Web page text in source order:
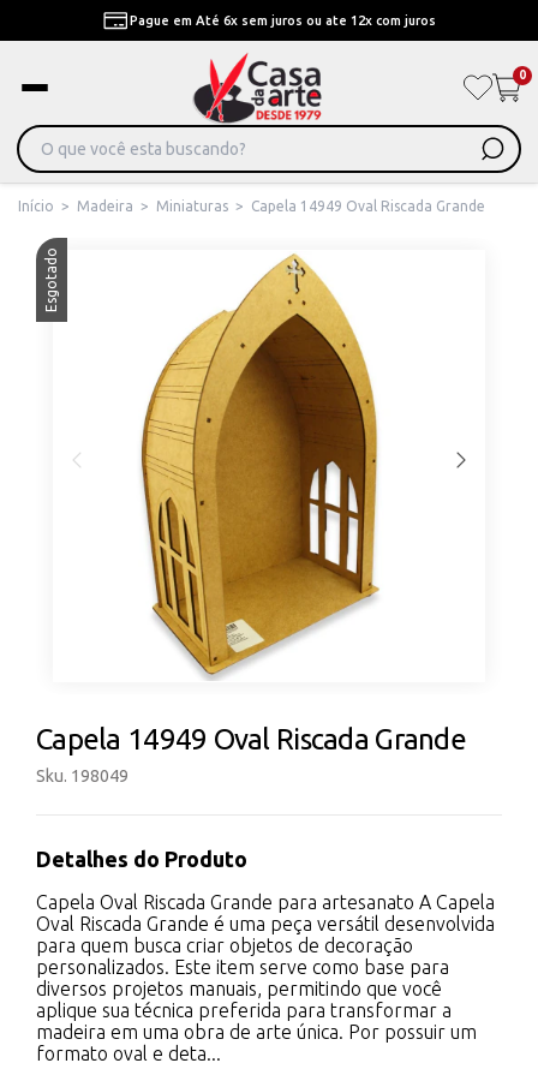
Pague em Até 6x sem juros ou ate 12x com juros
0
Início > Madeira > Miniaturas > Capela 14949 Oval Riscada Grande
Esgotado
Capela 14949 Oval Riscada Grande
Sku. 198049
Detalhes do Produto
Capela Oval Riscada Grande para artesanato A Capela
Oval Riscada Grande é uma peça versátil desenvolvida
para quem busca criar objetos de decoração
personalizados. Este item serve como base para
diversos projetos manuais, permitindo que você
aplique sua técnica preferida para transformar a
madeira em uma obra de arte única. Por possuir um
formato oval e deta...